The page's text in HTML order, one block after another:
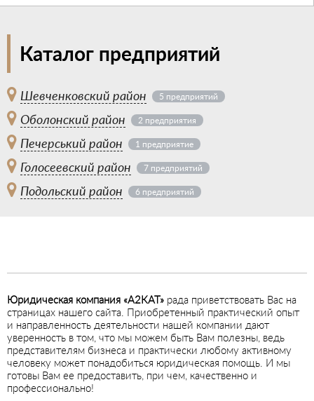
Каталог предприятий
Шевченковский район 5 предприятий
Оболонский район 2 предприятия
Печерський район 1 предприятие
Голосеевский район 7 предприятий
Подольский район 6 предприятий
Юридическая компания «А2КАТ» рада приветствовать Вас на
страницах нашего сайта. Приобретенный практический опыт
и направленность деятельности нашей компании дают
уверенность в том, что мы можем быть Вам полезны, ведь
представителям бизнеса и практически любому активному
человеку может понадобиться юридическая помощь. И мы
готовы Вам ее предоставить, при чем, качественно и
профессионально!